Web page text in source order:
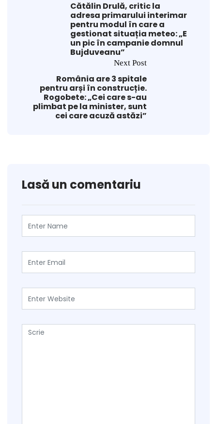
Cătălin Drulă, critic la
adresa primarului interimar
pentru modul în care a
gestionat situația meteo: „E
un pic în campanie domnul
Bujduveanu”
Next Post
România are 3 spitale
pentru arși în construcție.
Rogobete: „Cei care s-au
plimbat pe la minister, sunt
cei care acuză astăzi”
Lasă un comentariu